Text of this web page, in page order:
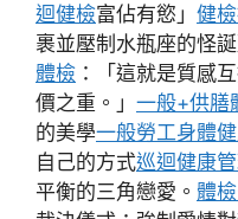
迴健檢富佔有慾」 健
裹並壓制水瓶座的怪
體檢 ：「這就是質感
價之重。」 一般+供膳
的美學一般勞工身體
自己的方式巡迴健康
平衡的三角戀愛。 體